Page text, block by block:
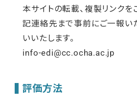
本サイトの転載、複製リンクを
記連絡先まで事前にご一報い
いいたします。
info-edi@cc.ocha.ac.jp
評価方法